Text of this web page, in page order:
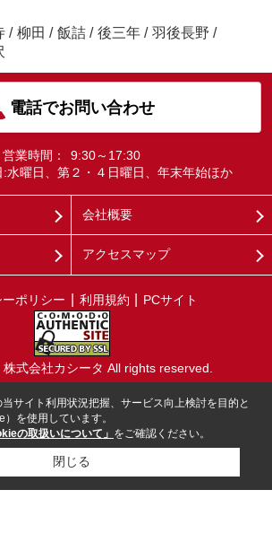
/ 柳田 / 飯詰 / 後三年 / 羽後長野 /
電話でお問い合わせ
営業時間：
9:30～17:30
:水曜日、第２・４日曜日、年末年始ほか
会社概要
アクセスマップ
ポリシー 利用規約 PCサイト
式会社カシータ All rights reserved.
サイト利用状況把握、サービス向上検討を目的と
を使用しています。
の取扱いについて」 をご確認ください。
閉じる